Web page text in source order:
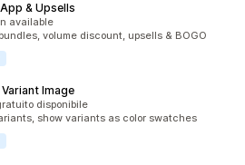
& Upsells
available
volume discount, upsells & BOGO
Image
disponibile
show variants as color swatches